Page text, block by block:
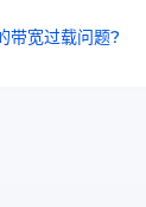
带宽过载问题?